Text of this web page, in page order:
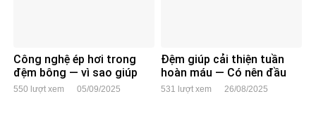
Công nghệ ép hơi trong
đệm bông — vì sao giúp
đệm bền hơn?
550 lượt xem 05/09/2025
Đệm giúp cải thiện tuần
hoàn máu — Có nên đầu
tư?
531 lượt xem 26/08/2025